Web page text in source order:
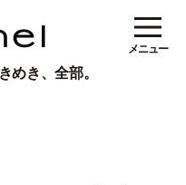
めき、全部。
メニュー